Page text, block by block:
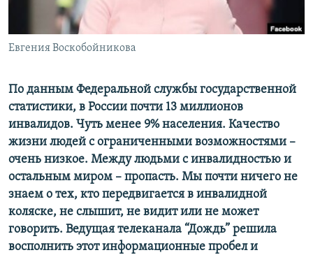
СОЦИАЛЬНЫЕ СЕТИ
Все сайты РСЕ/РС
Евгения Воскобойникова
По данным Федеральной службы государственной
статистики, в России почти 13 миллионов
инвалидов. Чуть менее 9% населения. Качество
жизни людей с ограниченными возможностями –
очень низкое. Между людьми с инвалидностью и
остальным миром – пропасть. Мы почти ничего не
знаем о тех, кто передвигается в инвалидной
коляске, не слышит, не видит или не может
говорить. Ведущая телеканала “Дождь” решила
восполнить этот информационные пробел и